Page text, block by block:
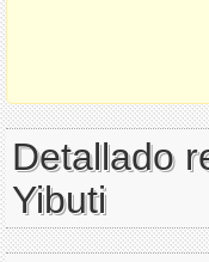
Detallado
Yibuti